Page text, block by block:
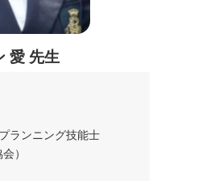
愛 先生
ランニング技能士
）